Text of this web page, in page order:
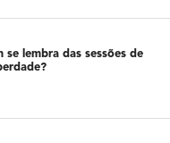
se lembra das sessões de